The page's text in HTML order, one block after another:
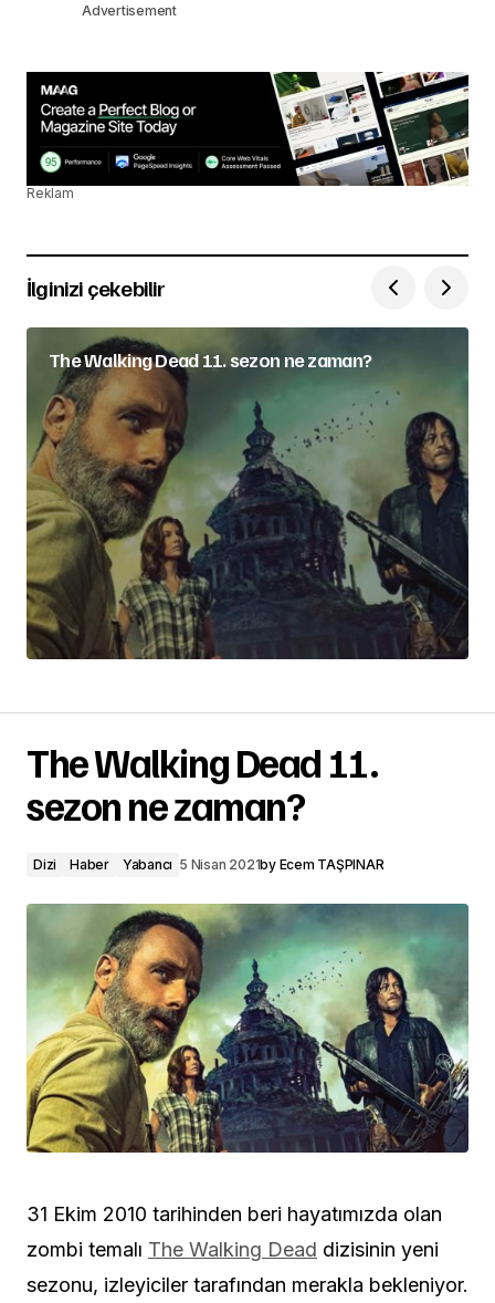
Advertisement
Reklam
İlginizi çekebilir
The Walking Dead 11. sezon ne zaman?
The Walking Dead 11.
sezon ne zaman?
Dizi Haber Yabancı 5 Nisan 2021by Ecem TAŞPINAR
31 Ekim 2010 tarihinden beri hayatımızda olan
zombi temalı The Walking Dead dizisinin yeni
sezonu, izleyiciler tarafından merakla bekleniyor.